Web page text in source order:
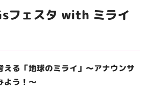
フェスタ with ミライ
える「地球のミライ」～アナウンサ
よう！～